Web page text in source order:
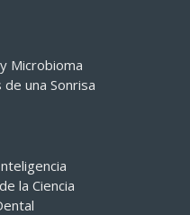
Microbioma
una Sonrisa
la Ciencia